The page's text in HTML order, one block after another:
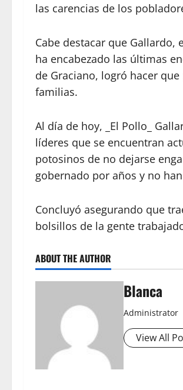
las carencias de los
Cabe destacar que
ha encabezado las últimas
de Graciano, logró hacer
familias.
Al día de hoy, _El Pollo_
líderes que se encuentran
potosinos de no dejarse
gobernado por años y no
Concluyó asegurando que
bolsillos de la gente
ABOUT THE AUTHOR
Blanca
Administrator
View All